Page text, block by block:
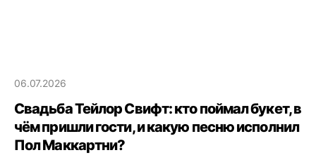
06.07.2026
Свадьба Тейлор Свифт: кто поймал букет, в
чём пришли гости, и какую песню исполнил
Пол Маккартни?